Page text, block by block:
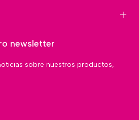
newsletter
sobre nuestros productos,